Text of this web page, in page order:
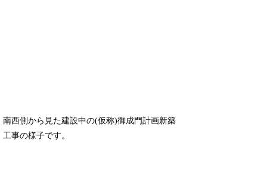
南西側から見た建設中の(仮称)御成門計画新築
工事の様子です。